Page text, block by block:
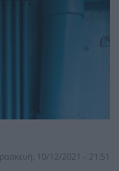
10/12/2021 - 21:51